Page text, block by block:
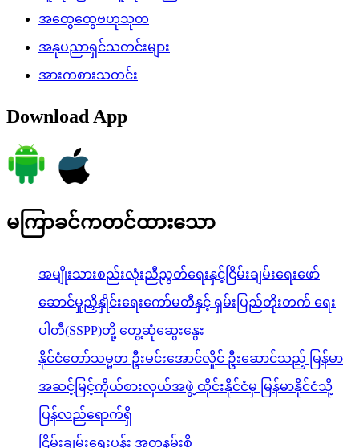
အထွေထွေဗဟုသုတ
အနုပညာရှင်သတင်းများ
အားကစားသတင်း
Download App
မကြာခင်ကတင်ထားသော
အမျိုးသားစည်းလုံးညီညွတ်ရေးနှင့်ငြိမ်းချမ်းရေးဖော်
ဆောင်မှုညှိနှိုင်းရေးကော်မတီနှင့် ရှမ်းပြည်တိုးတက် ရေး
ပါတီ(SSPP)တို့ တွေ့ဆုံဆွေးနွေး
နိုင်ငံတော်သမ္မတ ဦးမင်းအောင်လှိုင် ဦးဆောင်သည့် မြန်မာ
အဆင့်မြင့်ကိုယ်စားလှယ်အဖွဲ့ ထိုင်းနိုင်ငံမှ မြန်မာနိုင်ငံသို့
ပြန်လည်ရောက်ရှိ
ငြိမ်းချမ်းရေးပန်း အတူနမ်းစို့